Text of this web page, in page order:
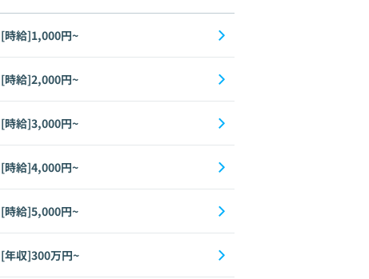
[時給]1,000円~
[時給]2,000円~
[時給]3,000円~
[時給]4,000円~
[時給]5,000円~
[年収]300万円~